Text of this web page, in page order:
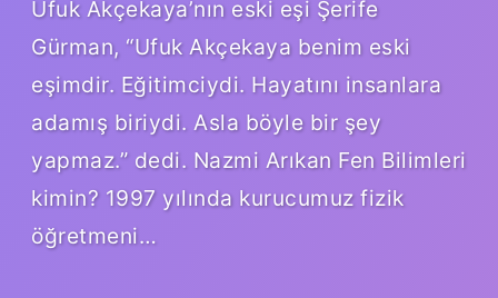
Ufuk Akçekaya’nın eski eşi Şerife
Gürman, “Ufuk Akçekaya benim eski
eşimdir. Eğitimciydi. Hayatını insanlara
adamış biriydi. Asla böyle bir şey
yapmaz.” dedi. Nazmi Arıkan Fen Bilimleri
kimin? 1997 yılında kurucumuz fizik
öğretmeni…